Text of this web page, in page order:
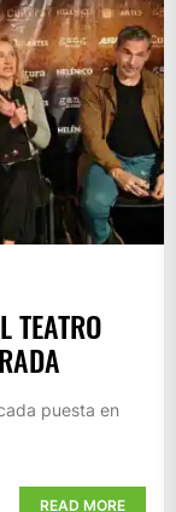
TEATRO
puesta en
READ MORE